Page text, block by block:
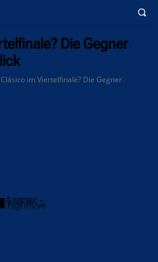
Die Gegner
Clásico im Viertelfinale? Die Gegner
- Anzeige -